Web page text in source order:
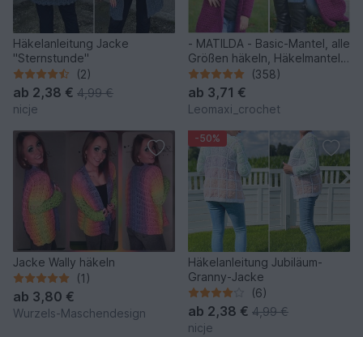
Häkelanleitung Jacke
"Sternstunde"
(2)
ab 2,38 € 4,99 €
nicje
- MATILDA - Basic-Mantel, alle
Größen häkeln, Häkelmantel
mit Kapuze, RVO Raglan von
oben
(358)
ab 3,71 €
Leomaxi_crochet
Jacke Wally häkeln
(1)
ab 3,80 €
Wurzels-Maschendesign
-50%
Häkelanleitung Jubiläum-
Granny-Jacke
(6)
ab 2,38 € 4,99 €
nicje